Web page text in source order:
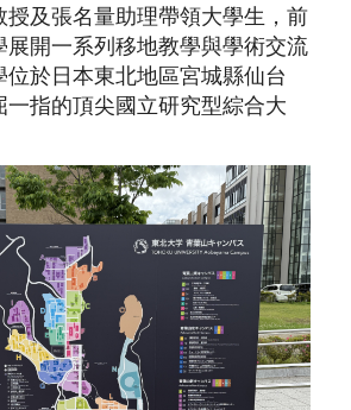
授及張名量助理帶領大學生，前
展開一系列移地教學與學術交流
位於日本東北地區宮城縣仙台
一指的頂尖國立研究型綜合大